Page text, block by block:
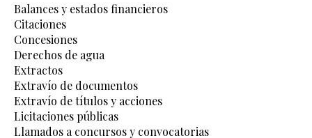
Balances y estados financieros
Citaciones
Concesiones
Derechos de agua
Extractos
Extravío de documentos
Extravío de títulos y acciones
Licitaciones públicas
Llamados a concursos y convocatorias